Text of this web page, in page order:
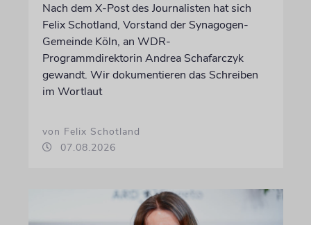
Nach dem X-Post des Journalisten hat sich
Felix Schotland, Vorstand der Synagogen-
Gemeinde Köln, an WDR-
Programmdirektorin Andrea Schafarczyk
gewandt. Wir dokumentieren das Schreiben
im Wortlaut
von Felix Schotland
07.08.2026